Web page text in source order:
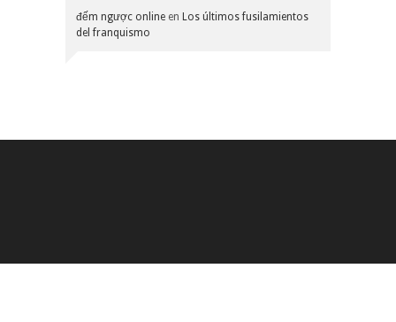
đếm ngược online en Los últimos fusilamientos
del franquismo